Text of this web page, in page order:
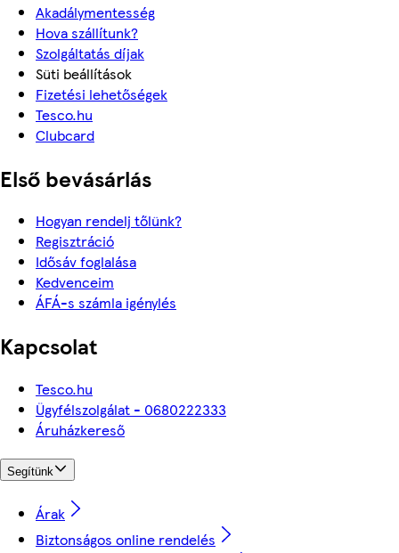
Akadálymentesség
Hova szállítunk?
Szolgáltatás díjak
Süti beállítások
Fizetési lehetőségek
Tesco.hu
Clubcard
Első bevásárlás
Hogyan rendelj tőlünk?
Regisztráció
Idősáv foglalása
Kedvenceim
ÁFÁ-s számla igénylés
Kapcsolat
Tesco.hu
Ügyfélszolgálat - 0680222333
Áruházkereső
Segítünk
Árak
Biztonságos online rendelés